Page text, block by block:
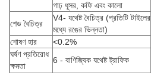
গাঢ় ধূসর, কফি এবং কালো
শেড বৈচিত্র
V4- যথেষ্ট বৈচিত্র (প্রতিটি টাইলের
মধ্যে রঙের ভিন্নতা)
শোষণ হার
<0.2%
ঘর্ষণ প্রতিরোধ
ক্ষমতা
6 - বাণিজ্যিক যথেষ্ট ট্রাফিক